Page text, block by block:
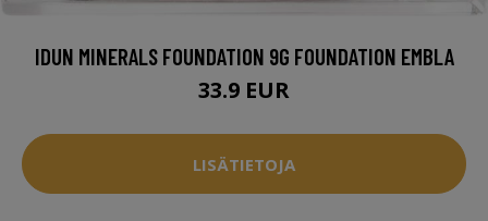
IDUN MINERALS FOUNDATION 9G FOUNDATION EMBLA
33.9 EUR
LISÄTIETOJA